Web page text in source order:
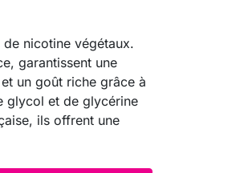
nicotine végétaux.
garantissent une
un goût riche grâce à
glycol et de glycérine
ils offrent une